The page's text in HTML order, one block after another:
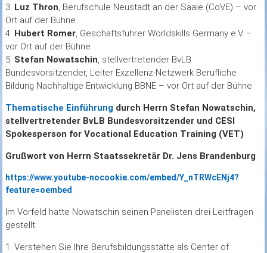
3. Luz Thron, Berufschule Neustadt an der Saale (CoVE) – vor
Ort auf der Bühne
4. Hubert Romer, Geschäftsführer Worldskills Germany e.V. –
vor Ort auf der Bühne
5. Stefan Nowatschin, stellvertretender BvLB
Bundesvorsitzender, Leiter Exzellenz-Netzwerk Berufliche
Bildung Nachhaltige Entwicklung BBNE – vor Ort auf der Bühne
Thematische Einführung durch Herrn Stefan Nowatschin,
stellvertretender BvLB Bundesvorsitzender und CESI
Spokesperson for Vocational Education Training (VET)
Grußwort von Herrn Staatssekretär Dr. Jens Brandenburg
https://www.youtube-nocookie.com/embed/Y_nTRWcENj4?
feature=oembed
Im Vorfeld hatte Nowatschin seinen Panelisten drei Leitfragen
gestellt:
1. Verstehen Sie Ihre Berufsbildungsstätte als Center of